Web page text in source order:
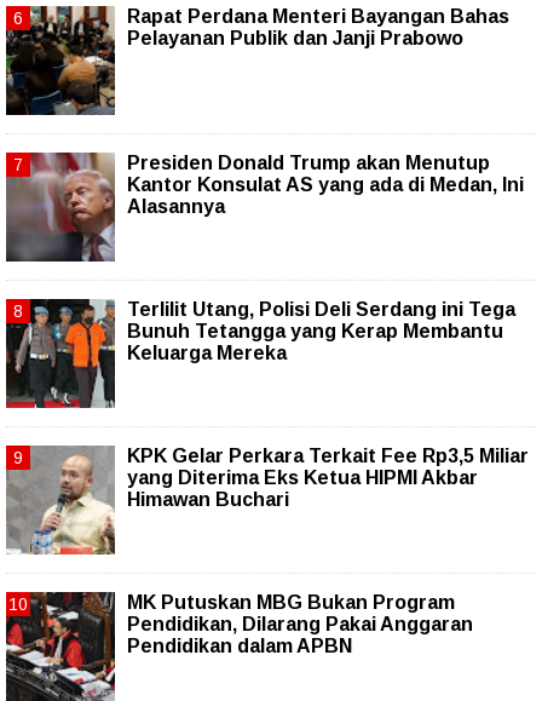
Rapat Perdana Menteri Bayangan Bahas
Pelayanan Publik dan Janji Prabowo
Presiden Donald Trump akan Menutup
Kantor Konsulat AS yang ada di Medan, Ini
Alasannya
Terlilit Utang, Polisi Deli Serdang ini Tega
Bunuh Tetangga yang Kerap Membantu
Keluarga Mereka
KPK Gelar Perkara Terkait Fee Rp3,5 Miliar
yang Diterima Eks Ketua HIPMI Akbar
Himawan Buchari
MK Putuskan MBG Bukan Program
Pendidikan, Dilarang Pakai Anggaran
Pendidikan dalam APBN